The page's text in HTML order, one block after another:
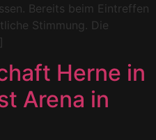
Bereits beim Eintreffen
Stimmung. Die
Herne in
Arena in